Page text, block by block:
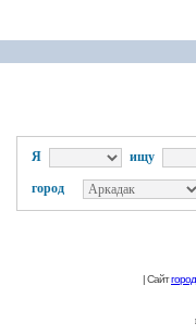
Я ищу
город
| Сайт